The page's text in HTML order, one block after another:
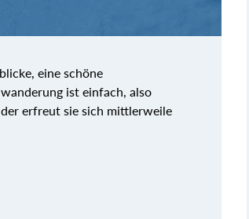
eine schöne
ist einfach, also
erfreut sie sich mittlerweile